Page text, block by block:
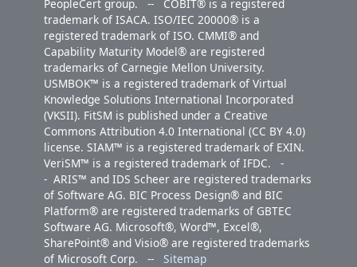
PeopleCert group. -- COBIT® is a registered
trademark of ISACA. ISO/IEC 20000® is a
registered trademark of ISO. CMMI® and
Capability Maturity Model® are registered
trademarks of Carnegie Mellon University.
USMBOK™ is a registered trademark of Virtual
Knowledge Solutions International Incorporated
(VKSII). FitSM is published under a Creative
Commons Attribution 4.0 International (CC BY 4.0)
license. SIAM™ is a registered trademark of EXIN.
VeriSM™ is a registered trademark of IFDC. -
- ARIS™ and IDS Scheer are registered trademarks
of Software AG. BIC Process Design® and BIC
Platform® are registered trademarks of GBTEC
Software AG. Microsoft®, Word™, Excel®,
SharePoint® and Visio® are registered trademarks
of Microsoft Corp. -- Sitemap